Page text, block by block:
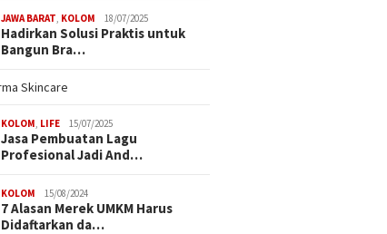
JAWA BARAT KOLOM 18/07/2025
Hadirkan Solusi Praktis untuk
Bangun Bra…
KOLOM LIFE 15/07/2025
Jasa Pembuatan Lagu
Profesional Jadi And…
KOLOM 15/08/2024
7 Alasan Merek UMKM Harus
Didaftarkan da…